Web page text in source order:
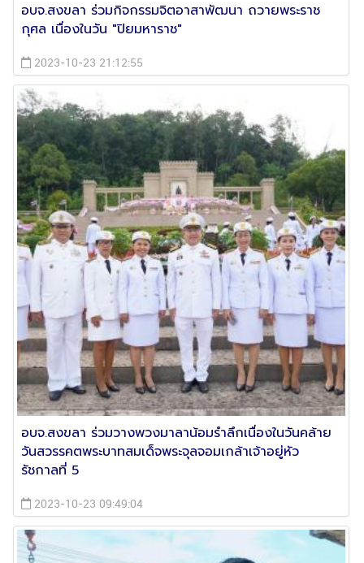
อบจ.สงขลา ร่วมกิจกรรมจิตอาสาพัฒนา ถวายพระราช
กุศล เนื่องในวัน "ปิยมหาราช"
2023-10-23 21:12:55
อบจ.สงขลา ร่วมวางพวงมาลาน้อมรำลึกเนื่องในวันคล้าย
วันสวรรคตพระบาทสมเด็จพระจุลจอมเกล้าเจ้าอยู่หัว
รัชกาลที่ 5
2023-10-23 09:49:04